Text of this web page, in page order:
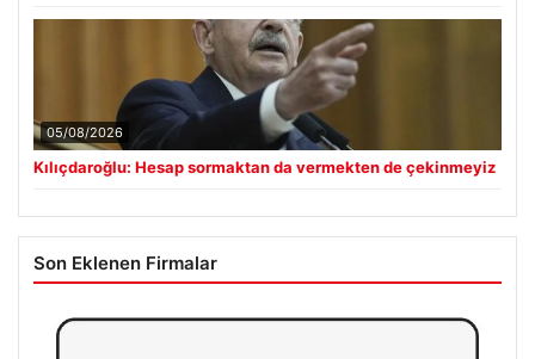
05/08/2026
Kılıçdaroğlu: Hesap sormaktan da vermekten de çekinmeyiz
Son Eklenen Firmalar